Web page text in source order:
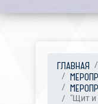
ГЛАВНАЯ
"Щит и